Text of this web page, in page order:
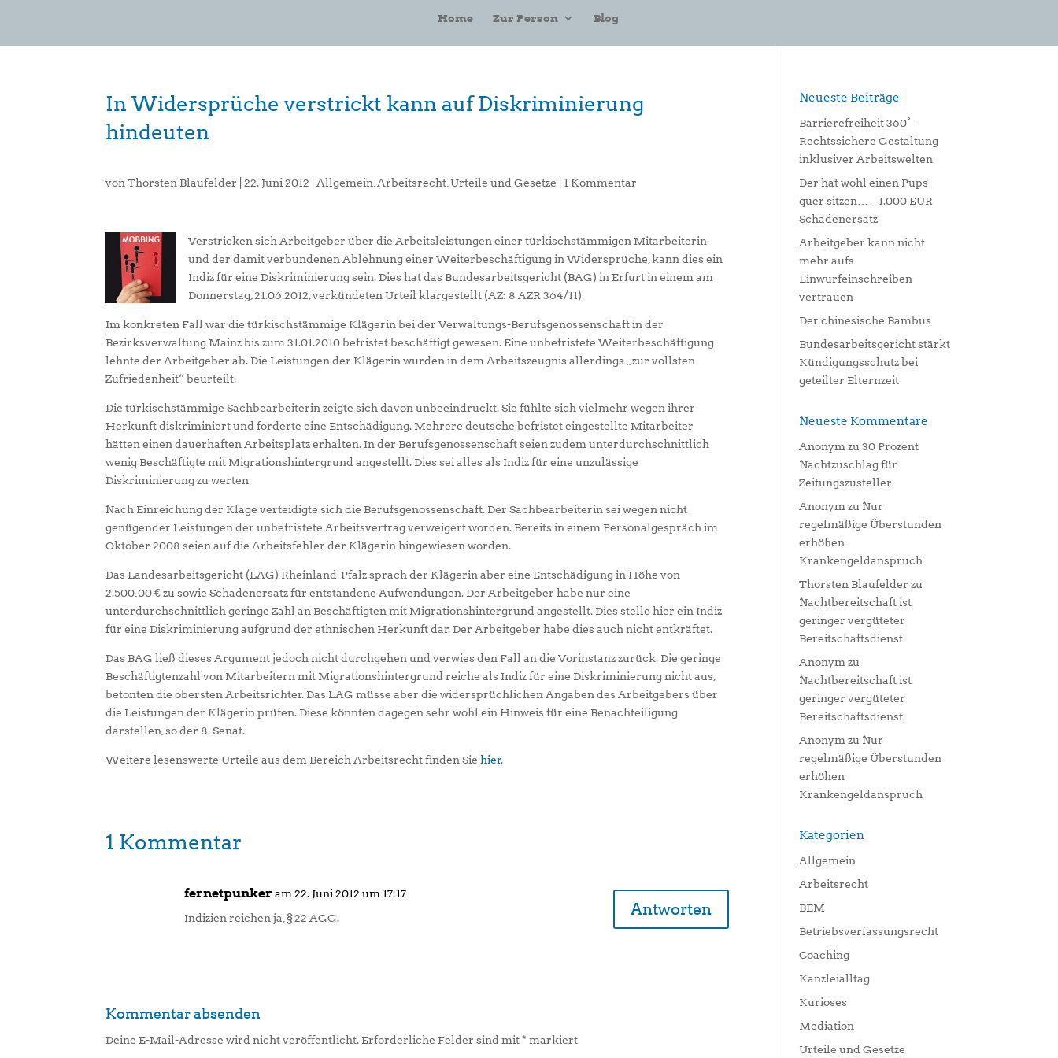
Home Zur Person Blog
In Widersprüche verstrickt kann auf Diskriminierung
hindeuten
vonThorsten Blaufelder |22. Juni 2012 Allgemein Arbeitsrecht ,Urteile und Gesetze |1 Kommentar
Verstricken sich Arbeitgeber über die Arbeitsleistungen einer türkischstämmigen Mitarbeiterin
und der damit verbundenen Ablehnung einer Weiterbeschäftigung in Widersprüche, kann dies ein
Indiz für eine Diskriminierung sein. Dies hat das Bundesarbeitsgericht (BAG) in Erfurt in einem am
Donnerstag, 21.06.2012, verkündeten Urteil klargestellt (AZ: 8 AZR 364/11).
Im konkreten Fall war die türkischstämmige Klägerin bei der Verwaltungs-Berufsgenossenschaft in der
Bezirksverwaltung Mainz bis zum 31.01.2010 befristet beschäftigt gewesen. Eine unbefristete Weiterbeschäftigung
lehnte der Arbeitgeber ab. Die Leistungen der Klägerin wurden in dem Arbeitszeugnis allerdings „zur vollsten
Zufriedenheit“ beurteilt.
Die türkischstämmige Sachbearbeiterin zeigte sich davon unbeeindruckt. Sie fühlte sich vielmehr wegen ihrer
Herkunft diskriminiert und forderte eine Entschädigung. Mehrere deutsche befristet eingestellte Mitarbeiter
hätten einen dauerhaften Arbeitsplatz erhalten. In der Berufsgenossenschaft seien zudem unterdurchschnittlich
wenig Beschäftigte mit Migrationshintergrund angestellt. Dies sei alles als Indiz für eine unzulässige
Diskriminierung zu werten.
Nach Einreichung der Klage verteidigte sich die Berufsgenossenschaft. Der Sachbearbeiterin sei wegen nicht
genügender Leistungen der unbefristete Arbeitsvertrag verweigert worden. Bereits in einem Personalgespräch im
Oktober 2008 seien auf die Arbeitsfehler der Klägerin hingewiesen worden.
Das Landesarbeitsgericht (LAG) Rheinland-Pfalz sprach der Klägerin aber eine Entschädigung in Höhe von
2.500,00 € zu sowie Schadenersatz für entstandene Aufwendungen. Der Arbeitgeber habe nur eine
unterdurchschnittlich geringe Zahl an Beschäftigten mit Migrationshintergrund angestellt. Dies stelle hier ein Indiz
für eine Diskriminierung aufgrund der ethnischen Herkunft dar. Der Arbeitgeber habe dies auch nicht entkräftet.
Das BAG ließ dieses Argument jedoch nicht durchgehen und verwies den Fall an die Vorinstanz zurück. Die geringe
Beschäftigtenzahl von Mitarbeitern mit Migrationshintergrund reiche als Indiz für eine Diskriminierung nicht aus,
betonten die obersten Arbeitsrichter. Das LAG müsse aber die widersprüchlichen Angaben des Arbeitgebers über
die Leistungen der Klägerin prüfen. Diese könnten dagegen sehr wohl ein Hinweis für eine Benachteiligung
darstellen, so der 8. Senat.
Weitere lesenswerte Urteile aus dem Bereich Arbeitsrecht finden Siehier.
1 Kommentar
fernetpunker am 22. Juni 2012 um 17:17
Indizien reichen ja, § 22 AGG.
Antworten
Kommentar absenden
Deine E-Mail-Adresse wird nicht veröffentlicht. Erforderliche Felder sind mit* markiert
Neueste Beiträge
Barrierefreiheit 360° –
Rechtssichere Gestaltung
inklusiver Arbeitswelten
Der hat wohl einen Pups
quer sitzen… – 1.000 EUR
Schadenersatz
Arbeitgeber kann nicht
mehr aufs
Einwurfeinschreiben
vertrauen
Der chinesische Bambus
Bundesarbeitsgericht stärkt
Kündigungsschutz bei
geteilter Elternzeit
Neueste Kommentare
Anonym zu30 Prozent
Nachtzuschlag für
Zeitungszusteller
Anonym zu Nur
regelmäßige Überstunden
erhöhen
Krankengeldanspruch
Thorsten Blaufelder zu
Nachtbereitschaft ist
geringer vergüteter
Bereitschaftsdienst
Anonym zu
Nachtbereitschaft ist
geringer vergüteter
Bereitschaftsdienst
Anonym zu Nur
regelmäßige Überstunden
erhöhen
Krankengeldanspruch
Kategorien
Allgemein
Arbeitsrecht
BEM
Betriebsverfassungsrecht
Coaching
Kanzleialltag
Kurioses
Mediation
Urteile und Gesetze